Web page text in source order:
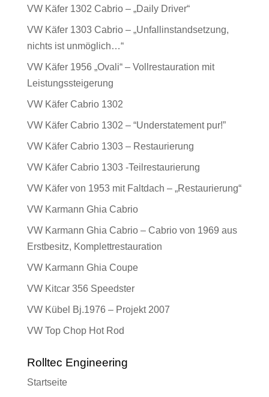
VW Käfer 1302 Cabrio – „Daily Driver“
VW Käfer 1303 Cabrio – „Unfallinstandsetzung,
nichts ist unmöglich…“
VW Käfer 1956 „Ovali“ – Vollrestauration mit
Leistungssteigerung
VW Käfer Cabrio 1302
VW Käfer Cabrio 1302 – “Understatement pur!”
VW Käfer Cabrio 1303 – Restaurierung
VW Käfer Cabrio 1303 -Teilrestaurierung
VW Käfer von 1953 mit Faltdach – „Restaurierung“
VW Karmann Ghia Cabrio
VW Karmann Ghia Cabrio – Cabrio von 1969 aus
Erstbesitz, Komplettrestauration
VW Karmann Ghia Coupe
VW Kitcar 356 Speedster
VW Kübel Bj.1976 – Projekt 2007
VW Top Chop Hot Rod
Rolltec Engineering
Startseite